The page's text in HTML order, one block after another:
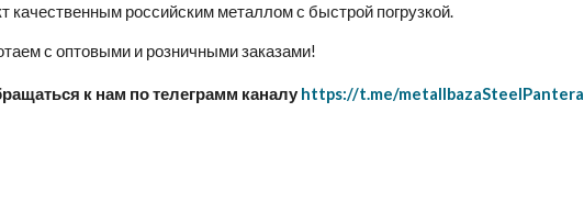
качественным российским металлом с быстрой погрузкой.
с оптовыми и розничными заказами!
к нам по телеграмм каналуhttps://t.me/metallbazaSteelPantera